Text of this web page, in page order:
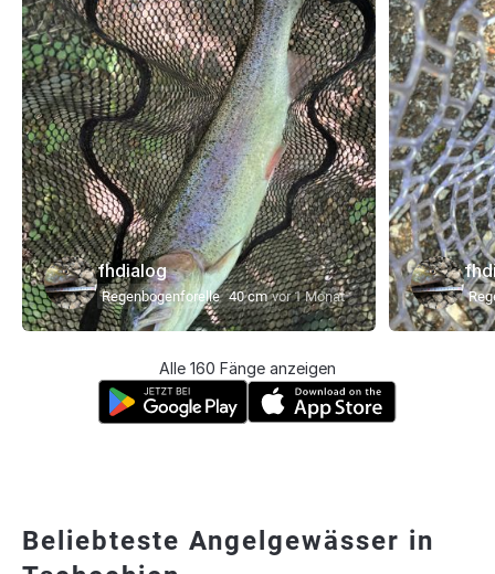
fhdialog
Regenbogenforelle 40 cm vor 1 Monat
Alle 160 Fänge anzeigen
Beliebteste Angelgewässer in